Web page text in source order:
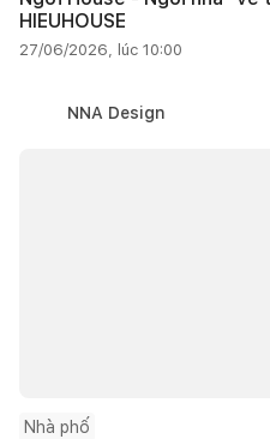
HIEUHOUSE
27/06/2026, lúc 10:00
NNA Design
Nhà phố